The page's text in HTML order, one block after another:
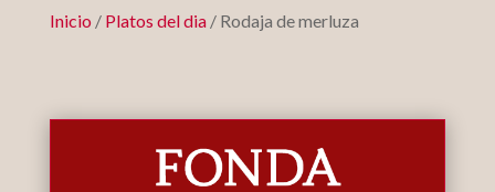
Inicio / Platos del dia/ Rodaja de merluza